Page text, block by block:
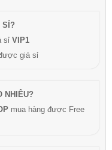
SỈ?
sỉ VIP1
giá sỉ
NHIÊU?
mua hàng được Free